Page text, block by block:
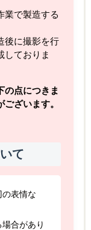
業で製造する
後に撮影を行
しておりま
の点につきま
ざいます。
て
表情な
合があり